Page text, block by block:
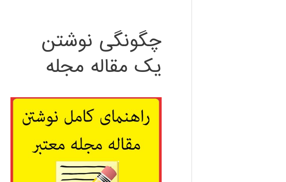
چگونگی نوشتن
یک مقاله مجله